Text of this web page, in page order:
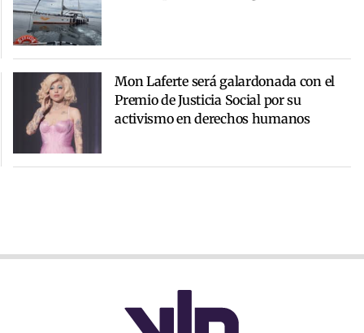
Mon Laferte será galardonada con el
Premio de Justicia Social por su
activismo en derechos humanos